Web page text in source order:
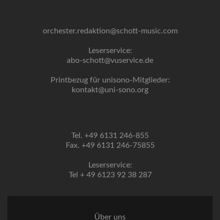
orchester.redaktion@schott-music.com
Leserservice:
abo-schott@vuservice.de
Printbezug für unisono-Mitglieder:
kontakt@uni-sono.org
Tel. +49 6131 246-855
Fax. +49 6131 246-75855
Leserservice:
Tel + 49 6123 92 38 287
Über uns